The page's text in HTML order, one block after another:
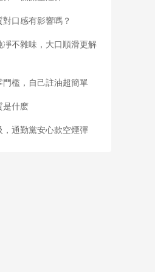
口感有影響嗎？
凈不雜味，大口順滑更解
門檻，自己註油超簡單
是什麽
通勤黨安心款空煙彈